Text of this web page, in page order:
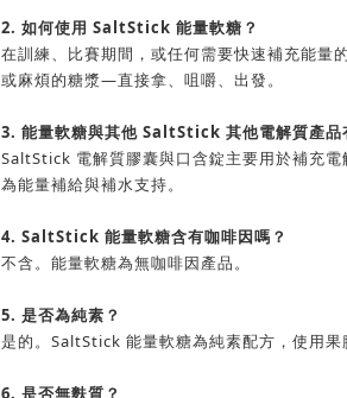
2. 如何使用 SaltStick 能量軟糖？
在訓練、比賽期間，或任何需要快速補充能量
或麻煩的糖漿—直接拿、咀嚼、出發。
3. 能量軟糖與其他 SaltStick 其他電解質產品
SaltStick 電解質膠囊與口含錠主要用於補充電
為能量補給與補水支持。
4. SaltStick 能量軟糖含有咖啡因嗎？
不含。能量軟糖為無咖啡因產品。
5. 是否為純素？
是的。SaltStick 能量軟糖為純素配方，使用果
6. 是否無麩質？